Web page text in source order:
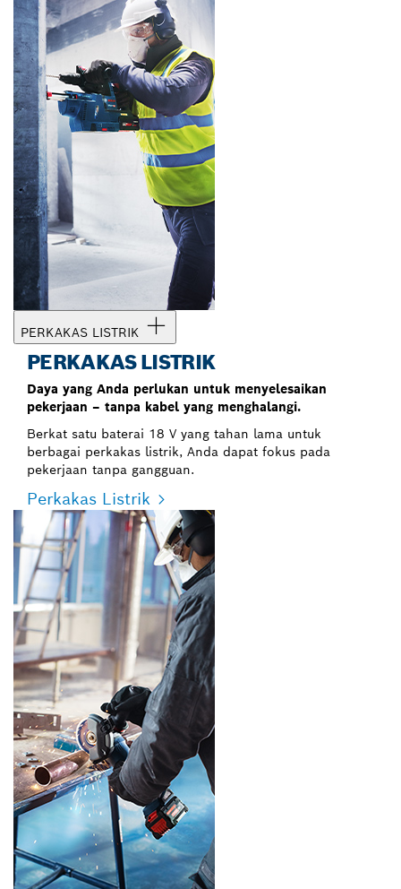
PERKAKAS LISTRIK
PERKAKAS LISTRIK
Daya yang Anda perlukan untuk menyelesaikan
pekerjaan – tanpa kabel yang menghalangi.
Berkat satu baterai 18 V yang tahan lama untuk
berbagai perkakas listrik, Anda dapat fokus pada
pekerjaan tanpa gangguan.
Perkakas Listrik